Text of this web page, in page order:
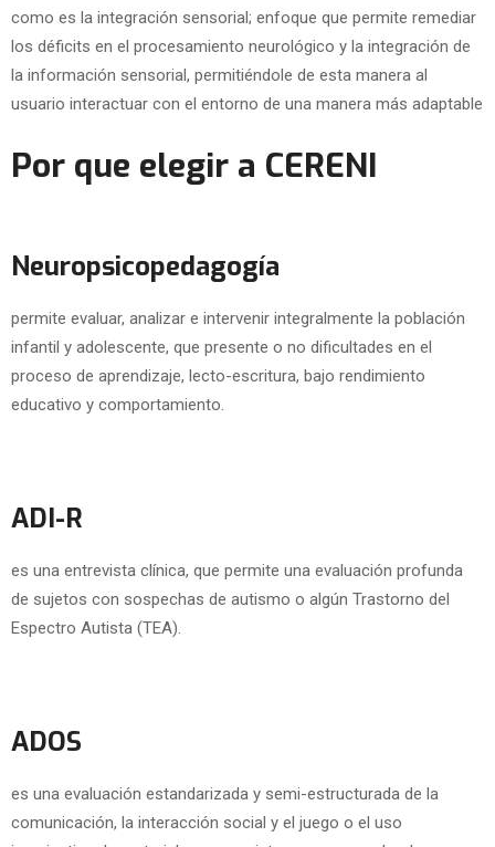
como es la integración sensorial; enfoque que permite remediar
los déficits en el procesamiento neurológico y la integración de
la información sensorial, permitiéndole de esta manera al
usuario interactuar con el entorno de una manera más adaptable
Por que elegir a CERENI
Neuropsicopedagogía
permite evaluar, analizar e intervenir integralmente la población
infantil y adolescente, que presente o no dificultades en el
proceso de aprendizaje, lecto-escritura, bajo rendimiento
educativo y comportamiento.
ADI-R
es una entrevista clínica, que permite una evaluación profunda
de sujetos con sospechas de autismo o algún Trastorno del
Espectro Autista (TEA).
ADOS
es una evaluación estandarizada y semi-estructurada de la
comunicación, la interacción social y el juego o el uso